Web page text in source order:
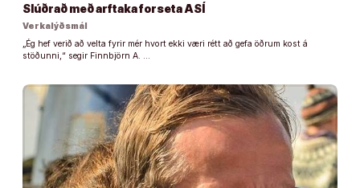
Slúðrað með arftaka forseta ASÍ
Verkalýðsmál
„Ég hef verið að velta fyrir mér hvort ekki væri rétt að gefa öðrum kost á
stöðunni,“ segir Finnbjörn A. …